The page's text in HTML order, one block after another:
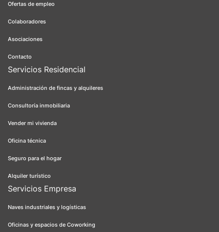
Ofertas de empleo
Colaboradores
Asociaciones
Contacto
Servicios Residencial
Administración de fincas y alquileres
Consultoría inmobiliaria
Vender mi vivienda
Oficina técnica
Seguro para el hogar
Alquiler turístico
Servicios Empresa
Naves industriales y logísticas
Oficinas y espacios de Coworking